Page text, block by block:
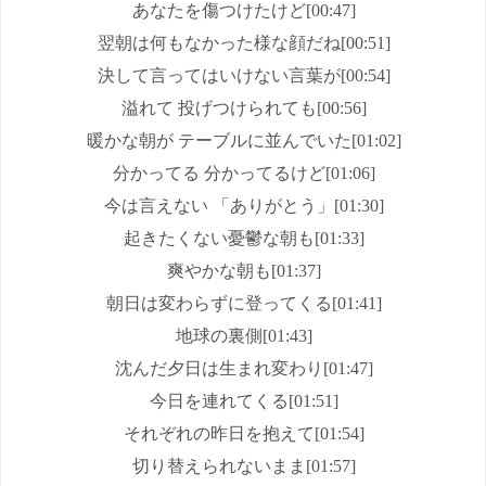
あなたを傷つけたけど[00:47]
翌朝は何もなかった様な顔だね[00:51]
決して言ってはいけない言葉が[00:54]
溢れて 投げつけられても[00:56]
暖かな朝が テーブルに並んでいた[01:02]
分かってる 分かってるけど[01:06]
今は言えない 「ありがとう」[01:30]
起きたくない憂鬱な朝も[01:33]
爽やかな朝も[01:37]
朝日は変わらずに登ってくる[01:41]
地球の裏側[01:43]
沈んだ夕日は生まれ変わり[01:47]
今日を連れてくる[01:51]
それぞれの昨日を抱えて[01:54]
切り替えられないまま[01:57]